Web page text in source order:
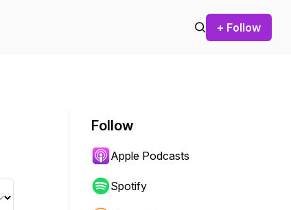
+ Follow
Follow
Apple Podcasts
Spotify